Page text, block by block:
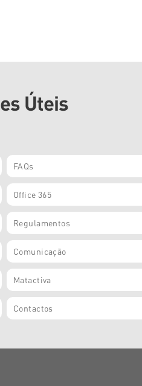
Úteis
FAQs
Office 365
Regulamentos
Comunicação
Matactiva
Contactos